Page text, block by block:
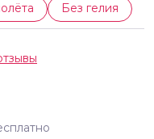
Без гелия